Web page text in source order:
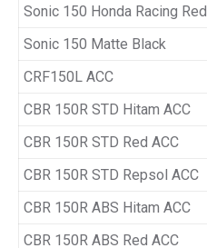
Sonic 150 Honda Racing Red
Sonic 150 Matte Black
CRF150L ACC
CBR 150R STD Hitam ACC
CBR 150R STD Red ACC
CBR 150R STD Repsol ACC
CBR 150R ABS Hitam ACC
CBR 150R ABS Red ACC